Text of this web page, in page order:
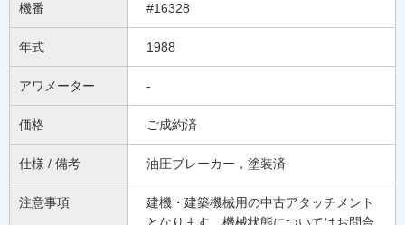
機番 #16328
年式 1988
アワメーター -
価格 ご成約済
仕様 / 備考 油圧ブレーカー，塗装済
注意事項
建機・建築機械用の中古アタッチメント